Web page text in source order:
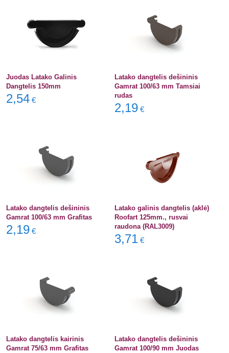
Juodas Latako Galinis
Dangtelis 150mm
2,54 €
Latako dangtelis dešininis
Gamrat 100/63 mm Tamsiai
rudas
2,19 €
Latako dangtelis dešininis
Gamrat 100/63 mm Grafitas
2,19 €
Latako galinis dangtelis (aklė)
Roofart 125mm., rusvai
raudona (RAL3009)
3,71 €
Latako dangtelis kairinis
Gamrat 75/63 mm Grafitas
Latako dangtelis dešininis
Gamrat 100/90 mm Juodas